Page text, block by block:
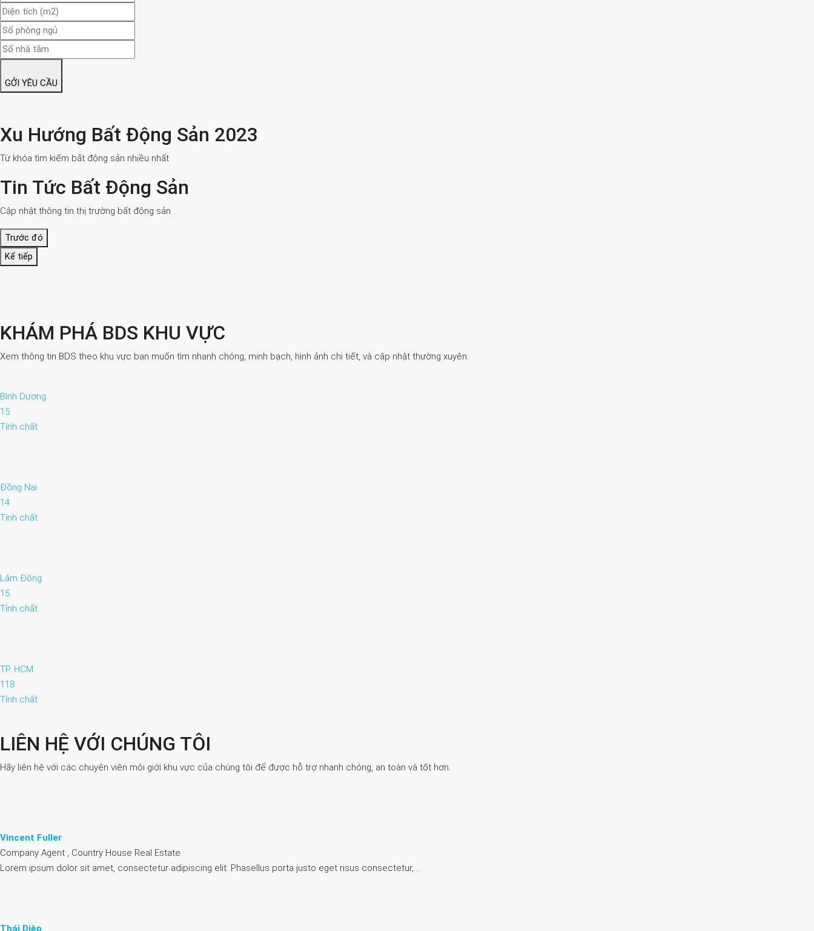
GỞI YÊU CẦU
Xu Hướng Bất Động Sản 2023
Từ khóa tìm kiếm bất động sản nhiều nhất
Tin Tức Bất Động Sản
Cập nhật thông tin thị trường bất động sản
Trước đó
Kế tiếp
KHÁM PHÁ BDS KHU VỰC
Xem thông tin BDS theo khu vực bạn muốn tìm nhanh chóng, minh bạch, hình ảnh chi tiết, và cập nhật thường xuyên.
Bình Dương
15
Tính chất
Đồng Nai
14
Tính chất
Lâm Đồng
15
Tính chất
TP. HCM
118
Tính chất
LIÊN HỆ VỚI CHÚNG TÔI
Hãy liên hệ với các chuyên viên môi giới khu vực của chúng tôi để được hỗ trợ nhanh chóng, an toàn và tốt hơn.
Vincent Fuller
Company Agent , Country House Real Estate
Lorem ipsum dolor sit amet, consectetur adipiscing elit. Phasellus porta justo eget risus consectetur,…
Thái Diệp